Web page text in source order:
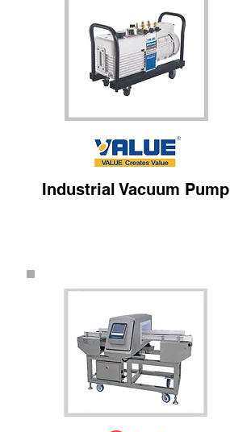
Industrial Vacuum Pump